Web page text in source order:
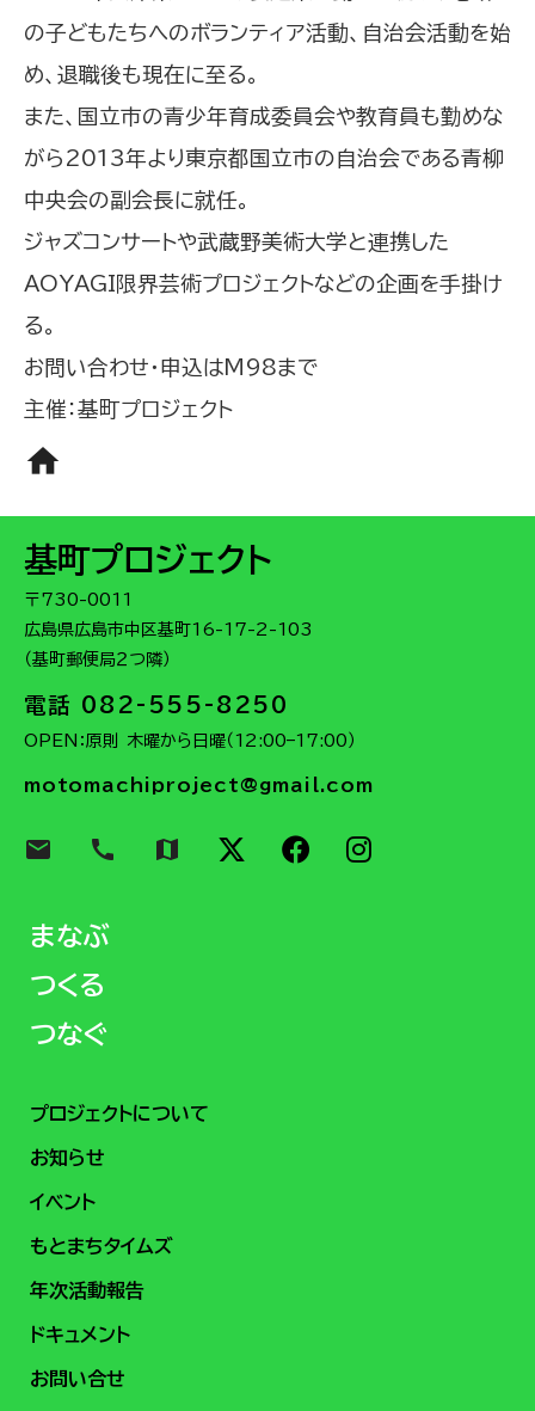
の子どもたちへのボランティア活動、自治会活動を始
め、退職後も現在に至る。
また、国立市の青少年育成委員会や教育員も勤めな
がら2013年より東京都国立市の自治会である青柳
中央会の副会長に就任。
ジャズコンサートや武蔵野美術大学と連携した
AOYAGI限界芸術プロジェクトなどの企画を手掛け
る。
お問い合わせ・申込はM98まで
主催：基町プロジェクト
home
基町プロジェクト
〒730-0011
広島県広島市中区基町16-17-2-103
（基町郵便局２つ隣）
電話 082-555-8250
OPEN：原則 木曜から日曜（12:00–17:00）
motomachiproject@gmail.com
email call map
まなぶ
つくる
つなぐ
プロジェクトについて
お知らせ
イベント
もとまちタイムズ
年次活動報告
ドキュメント
お問い合せ